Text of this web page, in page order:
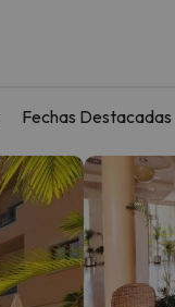
Fechas Destacadas